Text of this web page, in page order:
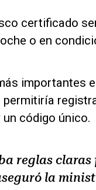
certificado
o en
importantes
permitiría
código único.
reglas
la